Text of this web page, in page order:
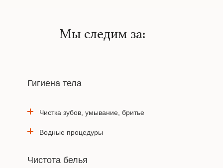
Мы следим за:
Гигиена тела
Чистка зубов, умывание, бритье
Водные процедуры
Чистота белья